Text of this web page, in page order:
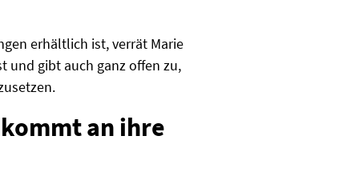
erhältlich ist, verrät Marie
und gibt auch ganz offen zu,
an ihre